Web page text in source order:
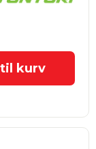
kurv